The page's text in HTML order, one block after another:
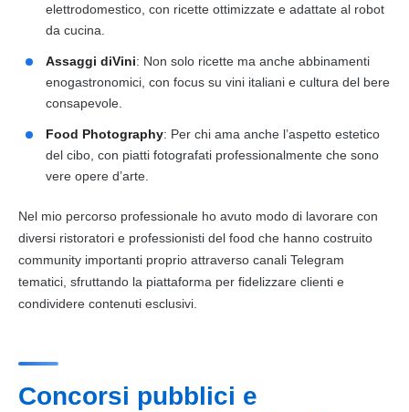
elettrodomestico, con ricette ottimizzate e adattate al robot
da cucina.
Assaggi diVini: Non solo ricette ma anche abbinamenti
enogastronomici, con focus su vini italiani e cultura del bere
consapevole.
Food Photography: Per chi ama anche l’aspetto estetico
del cibo, con piatti fotografati professionalmente che sono
vere opere d’arte.
Nel mio percorso professionale ho avuto modo di lavorare con
diversi ristoratori e professionisti del food che hanno costruito
community importanti proprio attraverso canali Telegram
tematici, sfruttando la piattaforma per fidelizzare clienti e
condividere contenuti esclusivi.
Concorsi pubblici e